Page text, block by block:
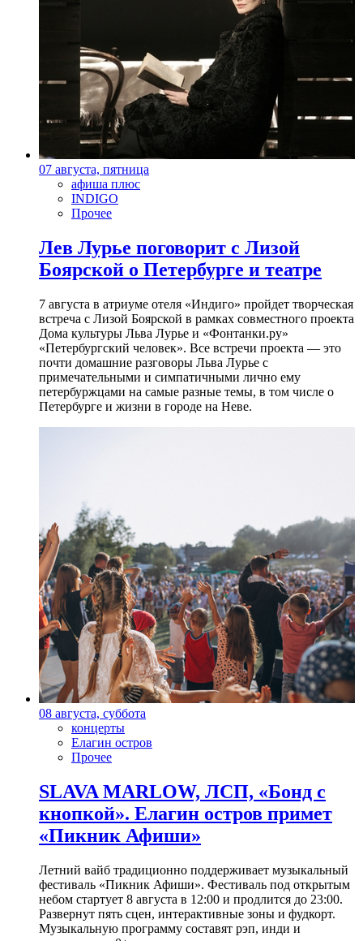
07 августа, пятница
афиша плюс
INDIGO
Прочее
Лев Лурье поговорит с Лизой
Боярской о Петербурге и театре
7 августа в атриуме отеля «Индиго» пройдет творческая
встреча с Лизой Боярской в рамках совместного проекта
Дома культуры Льва Лурье и «Фонтанки.ру»
«Петербургский человек». Все встречи проекта — это
почти домашние разговоры Льва Лурье с
примечательными и симпатичными лично ему
петербуржцами на самые разные темы, в том числе о
Петербурге и жизни в городе на Неве.
08 августа, суббота
концерты
Елагин остров
Прочее
SLAVA MARLOW, ЛСП, «Бонд с
кнопкой». Елагин остров примет
«Пикник Афиши»
Летний вайб традиционно поддерживает музыкальный
фестиваль «Пикник Афиши». Фестиваль под открытым
небом стартует 8 августа в 12:00 и продлится до 23:00.
Развернут пять сцен, интерактивные зоны и фудкорт.
Музыкальную программу составят рэп, инди и